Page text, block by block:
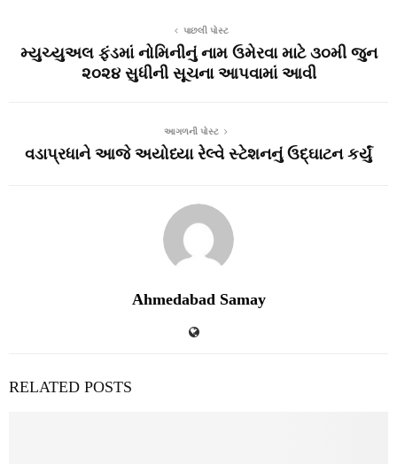
પાછલી પોસ્ટ
મ્યુચ્યુઅલ ફંડમાં નોમિનીનું નામ ઉમેરવા માટે ૩૦મી જુન
૨૦૨૪ સુધીની સૂચના આપવામાં આવી
આગળની પોસ્ટ
વડાપ્રધાને આજે અયોધ્યા રેલ્વે સ્ટેશનનું ઉદ્ઘાટન કર્યું
Ahmedabad Samay
RELATED POSTS